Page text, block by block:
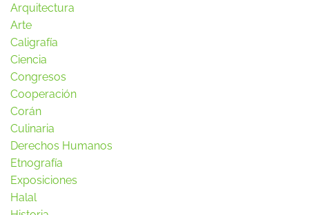
Arquitectura
Arte
Caligrafía
Ciencia
Congresos
Cooperación
Corán
Culinaria
Derechos Humanos
Etnografía
Exposiciones
Halal